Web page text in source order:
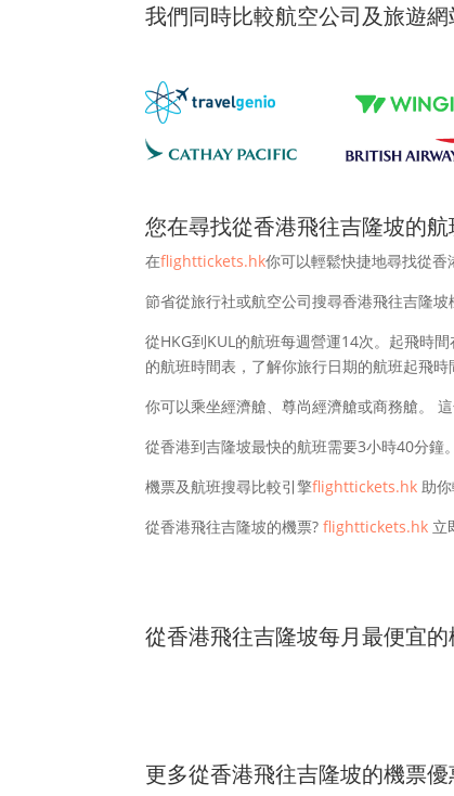
我們同時比較航空公司及旅遊
您在尋找從香港飛往吉隆坡的航
在flighttickets.hk你可以輕鬆快捷地尋找從香
節省從旅行社或航空公司搜尋香港飛往吉隆
從HKG到KUL的航班每週營運14次。起飛時
的航班時間表，了解你旅行日期的航班起飛時
你可以乘坐經濟艙、尊尚經濟艙或商務艙。
從香港到吉隆坡最快的航班需要3小時40分鐘
機票及航班搜尋比較引擎flighttickets.hk 助
從香港飛往吉隆坡的機票?flighttickets.hk 立
從香港飛往吉隆坡每月最便宜
更多從香港飛往吉隆坡的機票優